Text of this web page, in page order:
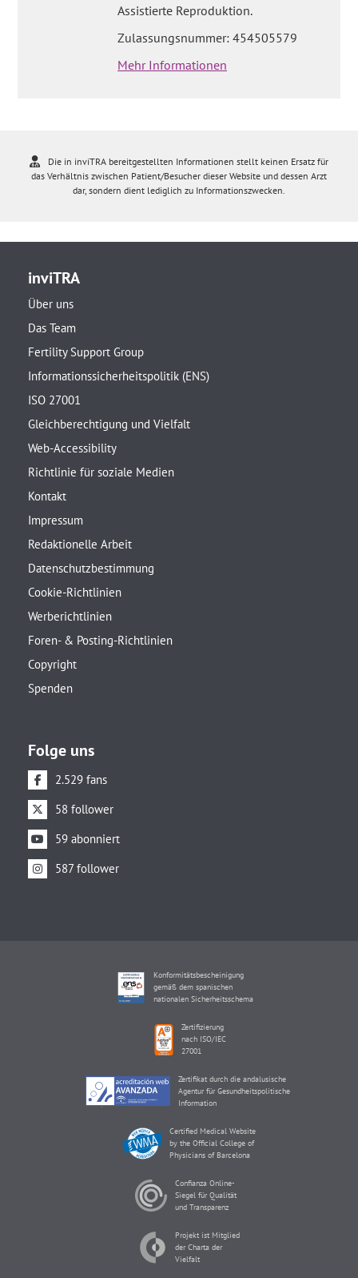
Assistierte Reproduktion.
Zulassungsnummer: 454505579
Mehr Informationen
Die in inviTRA bereitgestellten Informationen stellt keinen Ersatz für
das Verhältnis zwischen Patient/Besucher dieser Website und dessen Arzt
dar, sondern dient lediglich zu Informationszwecken.
inviTRA
Über uns
Das Team
Fertility Support Group
Informationssicherheitspolitik (ENS)
ISO 27001
Gleichberechtigung und Vielfalt
Web-Accessibility
Richtlinie für soziale Medien
Kontakt
Impressum
Redaktionelle Arbeit
Datenschutzbestimmung
Cookie-Richtlinien
Werberichtlinien
Foren- & Posting-Richtlinien
Copyright
Spenden
Folge uns
2.529 fans
58 follower
59 abonniert
587 follower
Konformitätsbescheinigung
gemäß dem spanischen
nationalen Sicherheitsschema
Zertifizierung
nach ISO/IEC
27001
Zertifikat durch die andalusische
Agentur für Gesundheitspolitische
Information
Certified Medical Website
by the Official College of
Physicians of Barcelona
Confianza Online-
Siegel für Qualität
und Transparenz
Projekt ist Mitglied
der Charta der
Vielfalt